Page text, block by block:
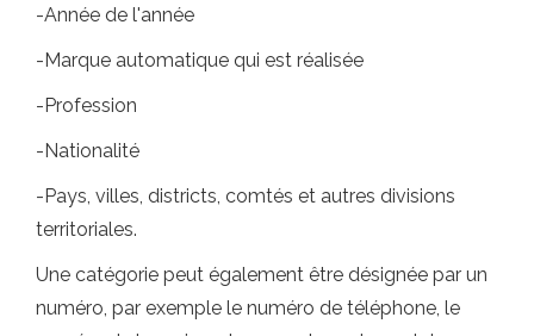
-Année de l'année
-Marque automatique qui est réalisée
-Profession
-Nationalité
-Pays, villes, districts, comtés et autres divisions
territoriales.
Une catégorie peut également être désignée par un
numéro, par exemple le numéro de téléphone, le